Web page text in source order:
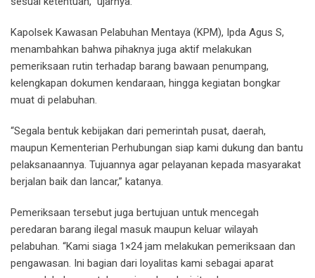
Kapolsek Kawasan Pelabuhan Mentaya (KPM), Ipda Agus S,
menambahkan bahwa pihaknya juga aktif melakukan
pemeriksaan rutin terhadap barang bawaan penumpang,
kelengkapan dokumen kendaraan, hingga kegiatan bongkar
muat di pelabuhan.
“Segala bentuk kebijakan dari pemerintah pusat, daerah,
maupun Kementerian Perhubungan siap kami dukung dan bantu
pelaksanaannya. Tujuannya agar pelayanan kepada masyarakat
berjalan baik dan lancar,” katanya.
Pemeriksaan tersebut juga bertujuan untuk mencegah
peredaran barang ilegal masuk maupun keluar wilayah
pelabuhan. “Kami siaga 1×24 jam melakukan pemeriksaan dan
pengawasan. Ini bagian dari loyalitas kami sebagai aparat